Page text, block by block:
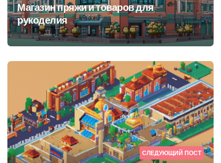
Магазин пряжи и товаров для
рукоделия
СЛЕДУЮЩИЙ ПОСТ